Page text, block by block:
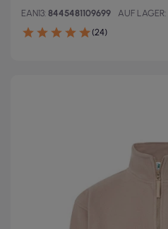
EAN13 8445481109699 AUF LAGER
(24)